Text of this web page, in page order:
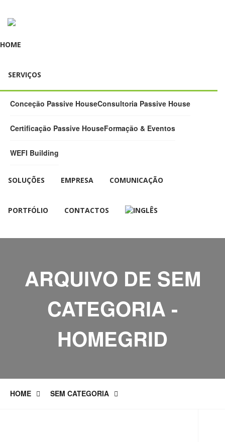
HOME
SERVIÇOS
Conceção Passive HouseConsultoria Passive House
Certificação Passive HouseFormação & Eventos
WEFI Building
SOLUÇÕES EMPRESA COMUNICAÇÃO
PORTFÓLIO CONTACTOS
ARQUIVO DE SEM
CATEGORIA -
HOMEGRID
HOME SEM CATEGORIA